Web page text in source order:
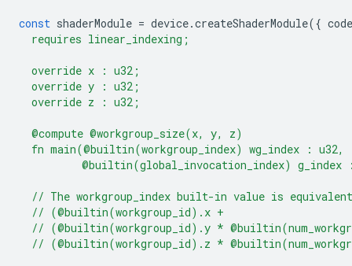
const shaderModule = device.createShaderModule({ code
  requires linear_indexing;
  override x : u32;
  override y : u32;
  override z : u32;
  @compute @workgroup_size(x, y, z)
  fn main(@builtin(workgroup_index) wg_index : u32,
@builtin(global_invocation_index) g_index
// The workgroup_index built-in value is
  // (@builtin(workgroup_id).x +
// (@builtin(workgroup_id).y *
// (@builtin(workgroup_id).z *